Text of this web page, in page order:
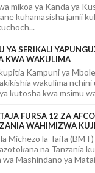
mikoa ya Kanda ya
kuhamasisha jamii
YA SERIKALI
KWA WAKULIMA
Kampuni ya
wakulima nchini
kutosha kwa msimu
FURSA 12 ZA
WAHIMIZWA
Michezo la Taifa
na Tanzania
wa Mashindano ya